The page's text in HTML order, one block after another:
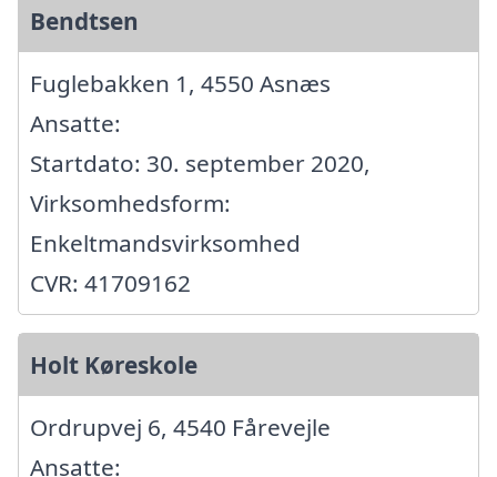
Bendtsen
Fuglebakken 1, 4550 Asnæs
Ansatte:
Startdato: 30. september 2020,
Virksomhedsform:
Enkeltmandsvirksomhed
CVR: 41709162
Holt Køreskole
Ordrupvej 6, 4540 Fårevejle
Ansatte: